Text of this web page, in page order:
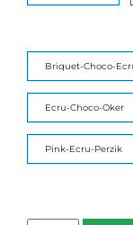
Briquet-Choco-
Ecru-Choco-Oker
Pink-Ecru-Perzik